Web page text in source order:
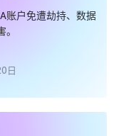
账户免遭劫持、数据
日